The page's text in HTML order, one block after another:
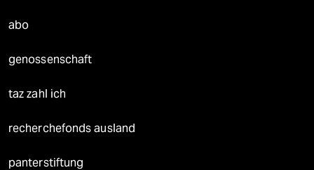
abo
genossenschaft
taz zahl ich
recherchefonds ausland
panterstiftung